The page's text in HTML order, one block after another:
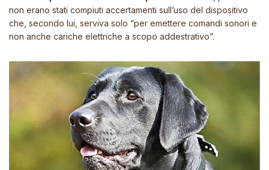
non erano stati compiuti accertamenti sull’uso del dispositivo
che, secondo lui, serviva solo “per emettere comandi sonori e
non anche cariche elettriche a scopo addestrativo”.